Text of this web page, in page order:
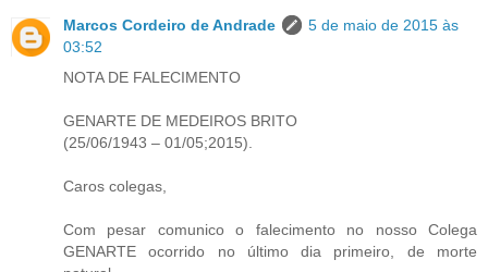
Marcos Cordeiro de Andrade
5 de maio de 2015 às
03:52
NOTA DE FALECIMENTO
GENARTE DE MEDEIROS BRITO
(25/06/1943 – 01/05;2015).
Caros colegas,
Com pesar comunico o falecimento no nosso Colega
GENARTE ocorrido no último dia primeiro, de morte